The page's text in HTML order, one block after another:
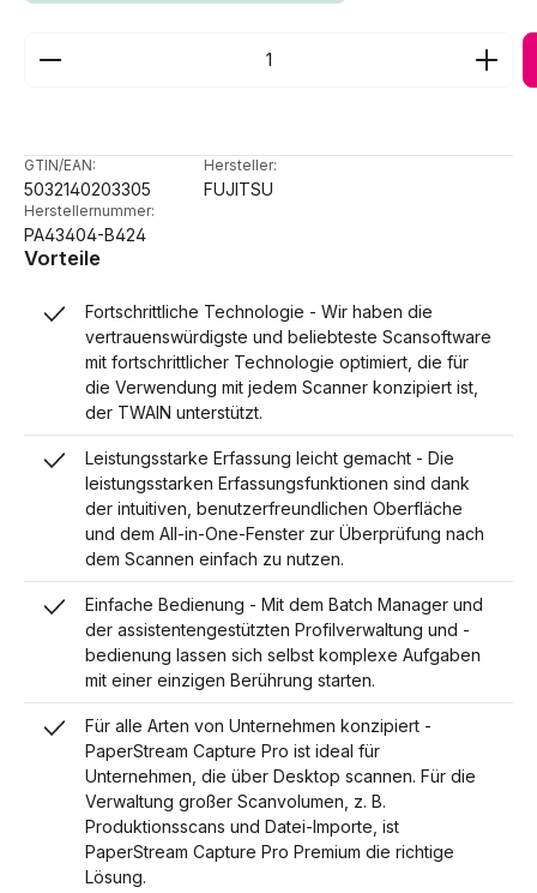
Produkt Anzahl: Gib den gewünschten Wert ein
GTIN/EAN:
5032140203305
Hersteller:
FUJITSU
Herstellernummer:
PA43404-B424
Vorteile
Fortschrittliche Technologie - Wir haben die
vertrauenswürdigste und beliebteste Scansoftware
mit fortschrittlicher Technologie optimiert, die für
die Verwendung mit jedem Scanner konzipiert ist,
der TWAIN unterstützt.
Leistungsstarke Erfassung leicht gemacht - Die
leistungsstarken Erfassungsfunktionen sind dank
der intuitiven, benutzerfreundlichen Oberfläche
und dem All-in-One-Fenster zur Überprüfung nach
dem Scannen einfach zu nutzen.
Einfache Bedienung - Mit dem Batch Manager und
der assistentengestützten Profilverwaltung und -
bedienung lassen sich selbst komplexe Aufgaben
mit einer einzigen Berührung starten.
Für alle Arten von Unternehmen konzipiert -
PaperStream Capture Pro ist ideal für
Unternehmen, die über Desktop scannen. Für die
Verwaltung großer Scanvolumen, z. B.
Produktionsscans und Datei-Importe, ist
PaperStream Capture Pro Premium die richtige
Lösung.